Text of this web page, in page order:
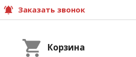
Заказать звонок
Корзина